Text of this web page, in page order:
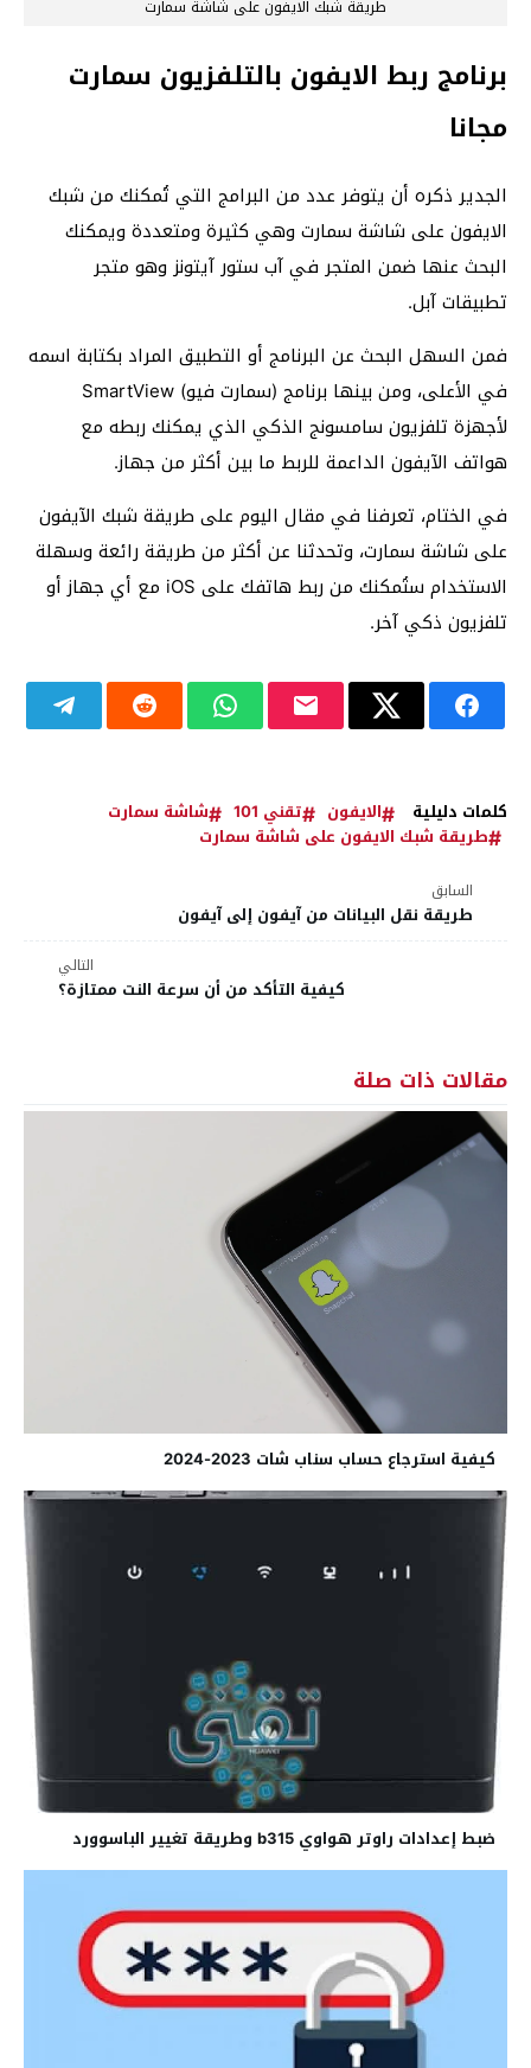
طريقة شبك الايفون على شاشة سمارت
برنامج ربط الايفون بالتلفزيون سمارت
مجانا
الجدير ذكره أن يتوفر عدد من البرامج التي تُمكنك من شبك
الايفون على شاشة سمارت وهي كثيرة ومتعددة ويمكنك
البحث عنها ضمن المتجر في آب ستور آيتونز وهو متجر
تطبيقات آبل.
فمن السهل البحث عن البرنامج أو التطبيق المراد بكتابة اسمه
في الأعلى، ومن بينها برنامج (سمارت فيو) SmartView
لأجهزة تلفزيون سامسونج الذكي الذي يمكنك ربطه مع
هواتف الآيفون الداعمة للربط ما بين أكثر من جهاز.
في الختام، تعرفنا في مقال اليوم على طريقة شبك الآيفون
على شاشة سمارت، وتحدثنا عن أكثر من طريقة رائعة وسهلة
الاستخدام ستُمكنك من ربط هاتفك على iOS مع أي جهاز أو
تلفزيون ذكي آخر.
كلمات دليلية الايفون تقني 101
شاشة سمارت
طريقة شبك الايفون على شاشة سمارت
السابق
طريقة نقل البيانات من آيفون إلى آيفون
التالي
كيفية التأكد من أن سرعة النت ممتازة؟
مقالات ذات صلة
كيفية استرجاع حساب سناب شات 2023-2024
ضبط إعدادات راوتر هواوي b315 وطريقة تغيير الباسوورد